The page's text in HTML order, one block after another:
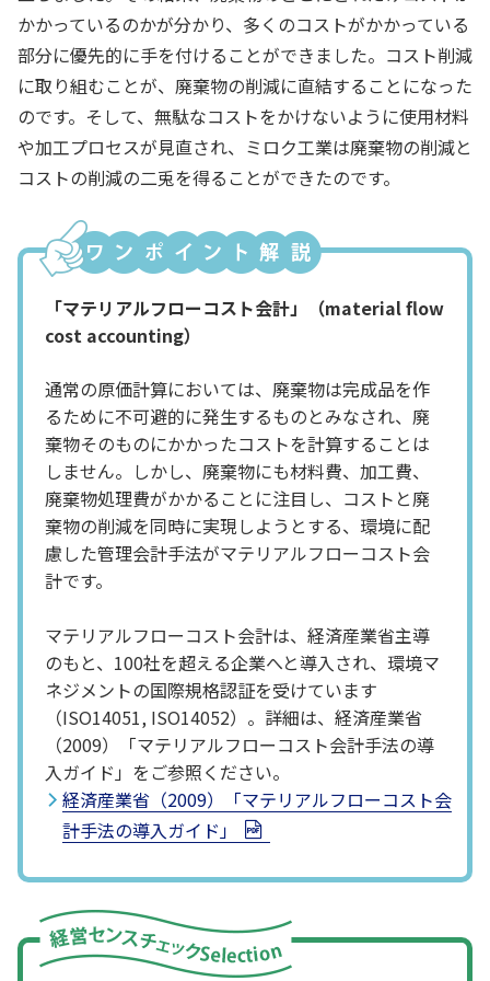
かかっているのかが分かり、多くのコストがかかっている
部分に優先的に手を付けることができました。コスト削減
に取り組むことが、廃棄物の削減に直結することになった
のです。そして、無駄なコストをかけないように使用材料
や加工プロセスが見直され、ミロク工業は廃棄物の削減と
コストの削減の二兎を得ることができたのです。
「マテリアルフローコスト会計」（material flow
cost accounting）
通常の原価計算においては、廃棄物は完成品を作
るために不可避的に発生するものとみなされ、廃
棄物そのものにかかったコストを計算することは
しません。しかし、廃棄物にも材料費、加工費、
廃棄物処理費がかかることに注目し、コストと廃
棄物の削減を同時に実現しようとする、環境に配
慮した管理会計手法がマテリアルフローコスト会
計です。
マテリアルフローコスト会計は、経済産業省主導
のもと、100社を超える企業へと導入され、環境マ
ネジメントの国際規格認証を受けています
（ISO14051, ISO14052）。詳細は、経済産業省
（2009）「マテリアルフローコスト会計手法の導
入ガイド」をご参照ください。
経済産業省（2009）「マテリアルフローコスト会
計手法の導入ガイド」